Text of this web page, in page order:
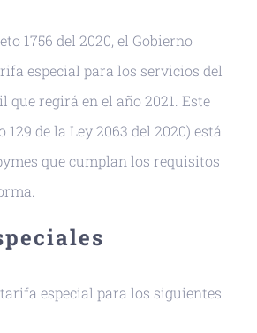
1756 del 2020, el Gobierno
especial para los servicios del
regirá en el año 2021. Este
de la Ley 2063 del 2020) está
que cumplan los requisitos
especial para los siguientes